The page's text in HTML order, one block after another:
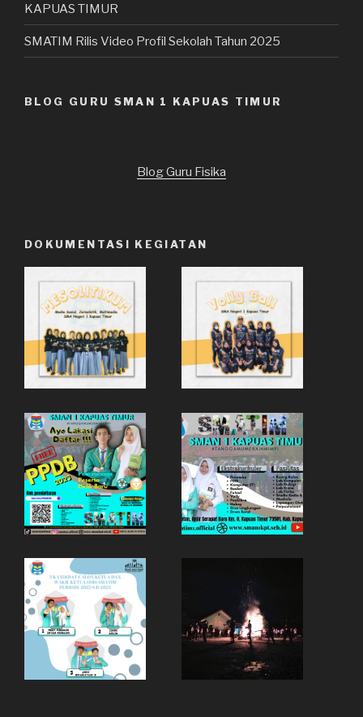
KAPUAS TIMUR
SMATIM Rilis Video Profil Sekolah Tahun 2025
BLOG GURU SMAN 1 KAPUAS TIMUR
Blog Guru Fisika
DOKUMENTASI KEGIATAN